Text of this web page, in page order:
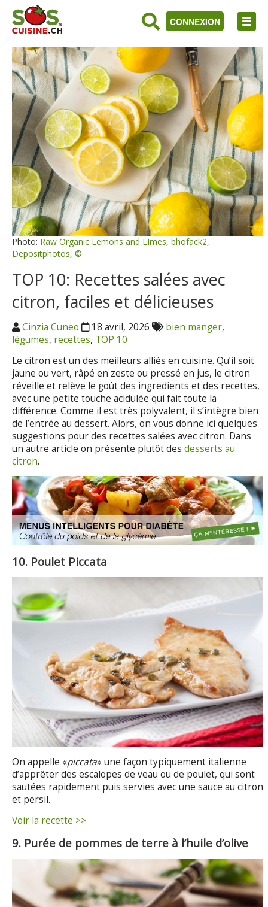
CONNEXION
Photo: Raw Organic Lemons and LImes, bhofack2,
Depositphotos, ©
TOP 10: Recettes salées avec
citron, faciles et délicieuses
Cinzia Cuneo 18 avril, 2026 bien manger,
légumes, recettes, TOP 10
Le citron est un des meilleurs alliés en cuisine. Qu’il soit
jaune ou vert, râpé en zeste ou pressé en jus, le citron
réveille et relève le goût des ingredients et des recettes,
avec une petite touche acidulée qui fait toute la
différence. Comme il est très polyvalent, il s’intègre bien
de l’entrée au dessert. Alors, on vous donne ici quelques
suggestions pour des recettes salées avec citron. Dans
un autre article on présente plutôt des desserts au
citron.
10. Poulet Piccata
On appelle «piccata» une façon typiquement italienne
d’apprêter des escalopes de veau ou de poulet, qui sont
sautées rapidement puis servies avec une sauce au citron
et persil.
Voir la recette >>
9. Purée de pommes de terre à l’huile d’olive